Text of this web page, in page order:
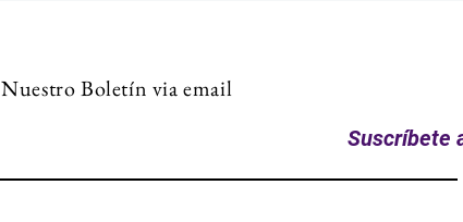
Boletín via email
Suscríbete